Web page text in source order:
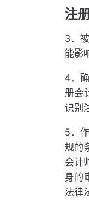
注
3．
能影
4．
册会
识别
5．
规的
会计
身的
法律